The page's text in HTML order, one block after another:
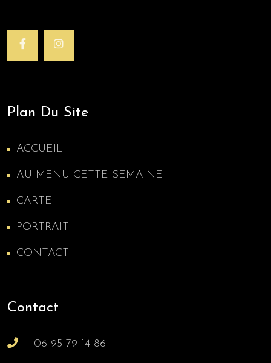
Plan Du Site
ACCUEIL
AU MENU CETTE SEMAINE
CARTE
PORTRAIT
CONTACT
Contact
06 95 79 14 86